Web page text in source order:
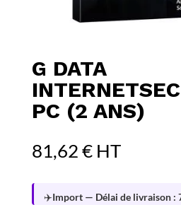
G DATA
PC (2 ANS)
81,62€ HT
✈️Import — Délai de livraison :